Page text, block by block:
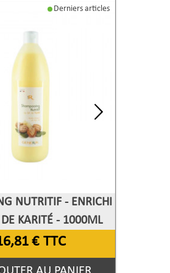
Derniers articles
PlusNUTRITIF - ENRICHI
KARITÉ - 1000ML
€ TTC